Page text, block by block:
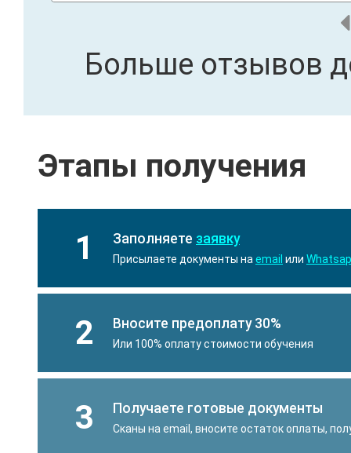
Больше отзывов
Этапы получения
1 Заполняете заявку
Присылаете документы на email или
2 Вносите предоплату 30%
Или 100% оплату стоимости обучения
3 Получаете готовые документы
Сканы на email, вносите остаток оплаты,